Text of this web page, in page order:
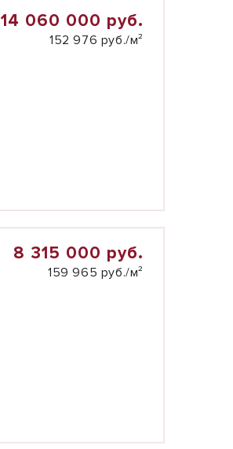
14 060 000 руб.
152 976 руб./м²
8 315 000 руб.
159 965 руб./м²